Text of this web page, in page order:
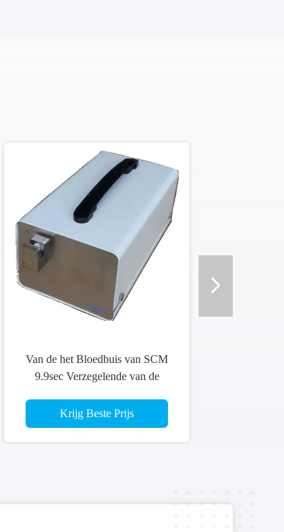
Van de het Bloedbuis van SCM
9.9sec Verzegelende van de
blood de Zakkenbuis Dia 6mm
Krijg Beste Prijs